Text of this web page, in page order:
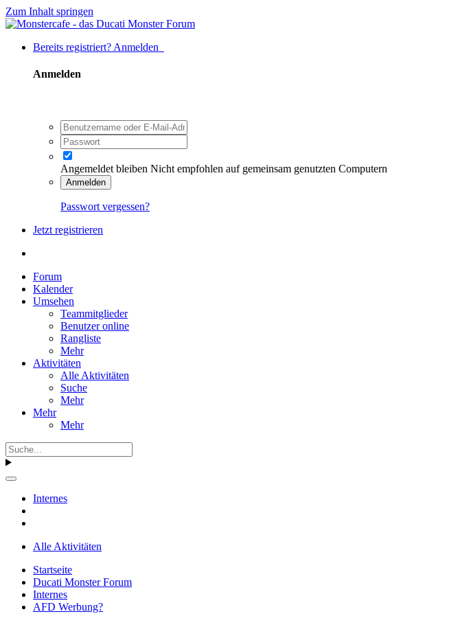
Zum Inhalt springen
Bereits registriert? Anmelden
Anmelden
Angemeldet bleiben Nicht empfohlen auf gemeinsam genutzten Computern
Anmelden
Passwort vergessen?
Jetzt registrieren
Forum
Kalender
Umsehen
Teammitglieder
Benutzer online
Rangliste
Mehr
Aktivitäten
Alle Aktivitäten
Suche
Mehr
Mehr
Mehr
Internes
Alle Aktivitäten
Startseite
Ducati Monster Forum
Internes
AFD Werbung?